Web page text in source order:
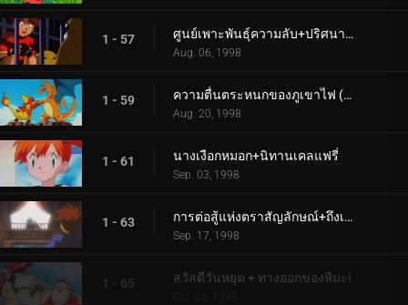
1 - 57 ศูนย์เพาะพันธุ์ความลับ+ปริศนาฉันนี้ (1)
Aug. 06, 1998
1 - 59 ความตื่นตระหนกของภูเขาไฟ (2)+บลาซตัวส์ว่างเปล่าที่ชายหาด
Aug. 20, 1998
1 - 61 นางเงือกหมอก+นิทานเคลแฟรี่
Sep. 03, 1998
1 - 63 การต่อสู้แห่งตราสัญลักษณ์+ถึงเวลามิสเตอร์ไมม์แล้ว!
Sep. 17, 1998
1 - 65 สวัสดีวันหยุด + ทางออกของหิมะ!
Oct. 05, 1998